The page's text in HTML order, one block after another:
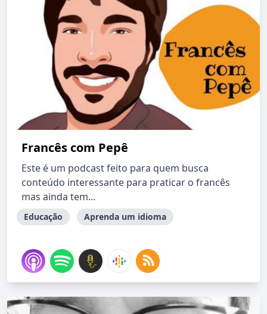
Francês com Pepê
Este é um podcast feito para quem busca
conteúdo interessante para praticar o francês
mas ainda tem...
Educação Aprenda um idioma